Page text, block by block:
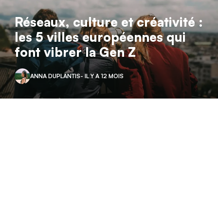
Réseaux, culture et créativité :
les 5 villes européennes qui
font vibrer la Gen Z
ANNA DUPLANTIS- IL Y A 12 MOIS